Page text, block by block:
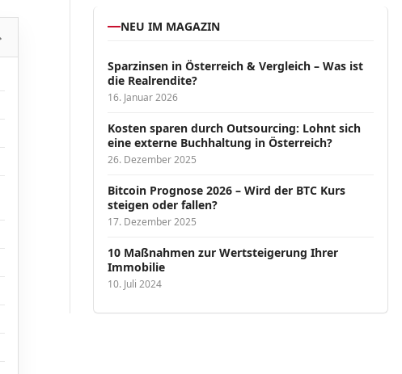
NEU IM MAGAZIN
Sparzinsen in Österreich & Vergleich – Was ist
die Realrendite?
16. Januar 2026
Kosten sparen durch Outsourcing: Lohnt sich
eine externe Buchhaltung in Österreich?
26. Dezember 2025
Bitcoin Prognose 2026 – Wird der BTC Kurs
steigen oder fallen?
17. Dezember 2025
10 Maßnahmen zur Wertsteigerung Ihrer
Immobilie
10. Juli 2024